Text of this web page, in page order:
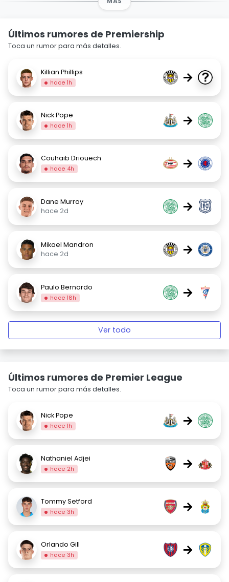
Últimos rumores de Premiership
Toca un rumor para más detalles.
Killian Phillips
hace 1h →
Nick Pope
hace 1h →
Couhaib Driouech
hace 4h →
Dane Murray
hace 2d
→
Mikael Mandron
hace 2d
→
Paulo Bernardo
hace 18h →
Ver todo
Últimos rumores de Premier League
Toca un rumor para más detalles.
Nick Pope
hace 1h →
Nathaniel Adjei
hace 2h →
Tommy Setford
hace 3h →
Orlando Gill
hace 3h →